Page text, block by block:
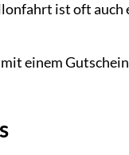
ist oft
einem